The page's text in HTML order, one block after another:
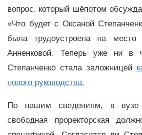
вопрос, который шёпотом
«Что будет с Оксаной
была трудоустроена на
Анненковой. Теперь уже ни в
Степанченко стала заложницей
нового руководства.
По нашим сведениям, в
свободная проректорская